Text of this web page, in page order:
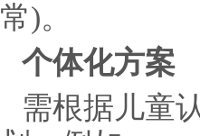
常)。
个体化方案
需根据儿童